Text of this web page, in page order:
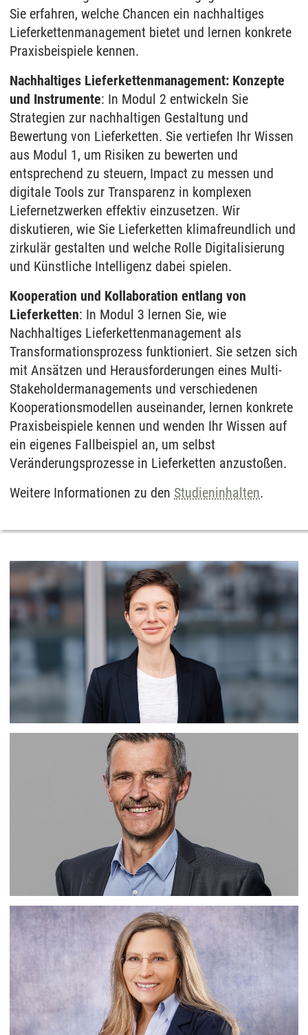
Sie erfahren, welche Chancen ein nachhaltiges
Lieferkettenmanagement bietet und lernen konkrete
Praxisbeispiele kennen.
Nachhaltiges Lieferkettenmanagement: Konzepte
und Instrumente: In Modul 2 entwickeln Sie
Strategien zur nachhaltigen Gestaltung und
Bewertung von Lieferketten. Sie vertiefen Ihr Wissen
aus Modul 1, um Risiken zu bewerten und
entsprechend zu steuern, Impact zu messen und
digitale Tools zur Transparenz in komplexen
Liefernetzwerken effektiv einzusetzen. Wir
diskutieren, wie Sie Lieferketten klimafreundlich und
zirkulär gestalten und welche Rolle Digitalisierung
und Künstliche Intelligenz dabei spielen.
Kooperation und Kollaboration entlang von
Lieferketten: In Modul 3 lernen Sie, wie
Nachhaltiges Lieferkettenmanagement als
Transformationsprozess funktioniert. Sie setzen sich
mit Ansätzen und Herausforderungen eines Multi-
Stakeholdermanagements und verschiedenen
Kooperationsmodellen auseinander, lernen konkrete
Praxisbeispiele kennen und wenden Ihr Wissen auf
ein eigenes Fallbeispiel an, um selbst
Veränderungsprozesse in Lieferketten anzustoßen.
Weitere Informationen zu den Studieninhalten.